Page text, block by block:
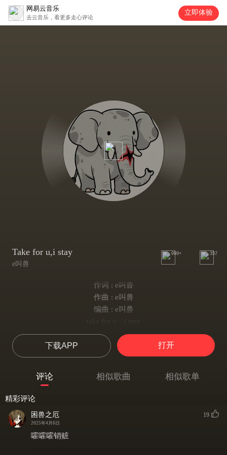
网易云音乐
去云音乐，看更多走心评论
立即体验
Take for u,i stay
e叫兽
999+ 357
作词 : e叫兽
作曲 : e叫兽
编曲 : e叫兽
take for u，i stay
我变成你的
希望你天空般蔚蓝
take for u，i stay
忽视了身边的痛
下载APP 打开
评论 相似歌曲 相似歌单
精彩评论
困兽之厄
2025年4月6日
19
嚯嚯嚯销赃